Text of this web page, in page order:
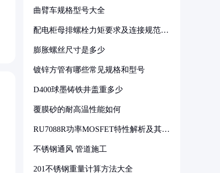
曲臂车规格型号大全
配电柜母排螺栓力矩要求及连接规范详
膨胀螺丝尺寸是多少
镀锌方管有哪些常见规格和型号
D400球墨铸铁井盖重多少
覆膜砂的耐高温性能如何
RU7088R功率MOSFET特性解析及其在
不锈钢通风 管道施工
201不锈钢重量计算方法大全